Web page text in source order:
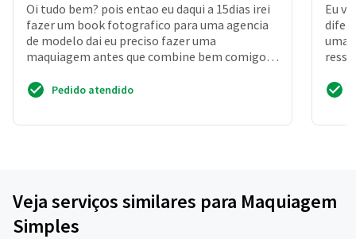
Oi tudo bem? pois entao eu daqui a 15dias irei
fazer um book fotografico para uma agencia
de modelo dai eu preciso fazer uma
maquiagem antes que combine bem comigo
Pedido atendido
Eu
uma
Veja serviços similares para Maquiagem
Simples